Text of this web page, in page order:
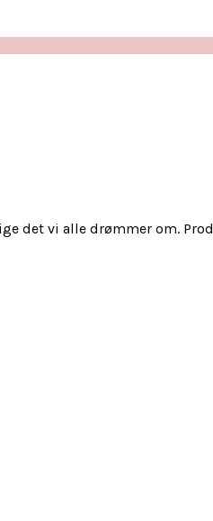
det vi alle drømmer om.